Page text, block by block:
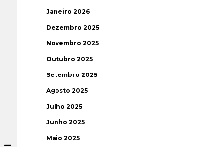
Janeiro 2026
Dezembro 2025
Novembro 2025
Outubro 2025
Setembro 2025
Agosto 2025
Julho 2025
Junho 2025
Maio 2025